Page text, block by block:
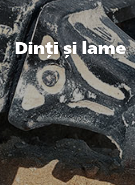
Dinți și lame